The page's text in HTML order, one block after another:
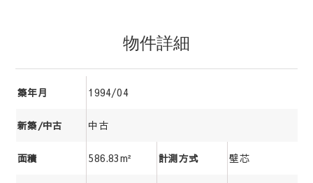
物件詳細
築年月 1994/04
新築/中古 中古
面積 586.83m² 計測方式 壁芯